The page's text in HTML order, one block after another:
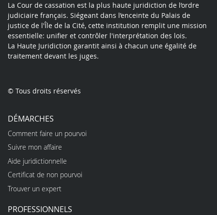
La Cour de cassation est la plus haute juridiction de l’ordre
judiciaire français. Siégeant dans l’enceinte du Palais de
justice de l'Île de la Cité, cette institution remplit une mission
essentielle: unifier et contrôler l'interprétation des lois.
La Haute Juridiction garantit ainsi à chacun une égalité de
traitement devant les juges.
© Tous droits réservés
DÉMARCHES
Comment faire un pourvoi
Suivre mon affaire
Aide juridictionnelle
Certificat de non pourvoi
Trouver un expert
PROFESSIONNELS